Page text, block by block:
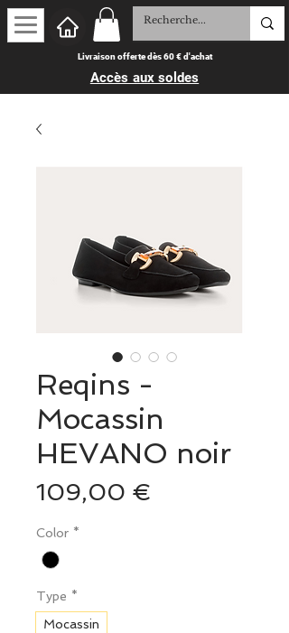
Livraison offerte dès 60 € d'achat
Accès aux soldes
Reqins -
Mocassin
HEVANO noir
109,00 €
Color *
Type *
Mocassin